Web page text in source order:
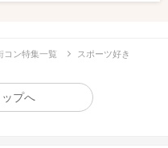
コン特集一覧 スポーツ好き
プへ